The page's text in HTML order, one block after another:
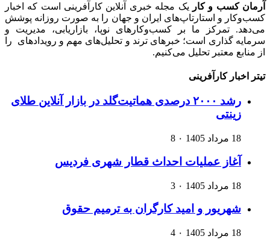
آرمان کسب و کار
یک مجله خبری آنلاین کارآفرینی است که اخبار
کسب‌وکار و استارتاپ‌های ایران و جهان را به صورت روزانه پوشش
می‌دهد. تمرکز ما بر کسب‌وکارهای نوپا، بازاریابی، مدیریت و
سرمایه گذاری است؛ خبرهای ترند و تحلیل‌های مهم و رویدادهای را
از منابع معتبر تحلیل می‌کنیم.
تیتر اخبار کارآفرینی
رشد ۲۰۰۰ درصدی هماتیت‌گلد در بازار آنلاین طلای
زینتی
18 مرداد 1405 ۰ 8
آغاز عملیات احداث قطار شهری فردیس
18 مرداد 1405 ۰ 3
شهریور و امید کارگران به ترمیم حقوق
18 مرداد 1405 ۰ 4